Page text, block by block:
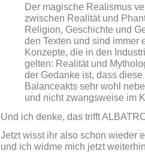
Der magische Realismus
zwischen Realität und
Religion, Geschichte und
den Texten und sind immer
Konzepte, die in den
gelten: Realität und
der Gedanke ist, dass
Balanceakts sehr wohl
und nicht zwangsweise im
Und ich denke, das trifft
Jetzt wisst ihr also schon wieder
und ich widme mich jetzt